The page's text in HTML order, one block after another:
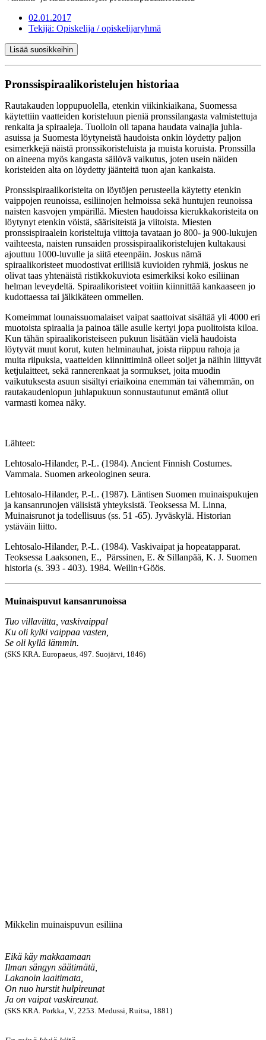
02.01.2017
Tekijä: Opiskelija / opiskelijaryhmä
Lisää suosikkeihin
Pronssispiraalikoristelujen historiaa
Rautakauden loppupuolella, etenkin viikinkiaikana, Suomessa
käytettiin vaatteiden koristeluun pieniä pronssilangasta valmistettuja
renkaita ja spiraaleja. Tuolloin oli tapana haudata vainajia juhla-
asuissa ja Suomesta löytyneistä haudoista onkin löydetty paljon
esimerkkejä näistä pronssikoristeluista ja muista koruista. Pronssilla
on aineena myös kangasta säilövä vaikutus, joten usein näiden
koristeiden alta on löydetty jäänteitä tuon ajan kankaista.
Pronssispiraalikoristeita on löytöjen perusteella käytetty etenkin
vaippojen reunoissa, esiliinojen helmoissa sekä huntujen reunoissa
naisten kasvojen ympärillä. Miesten haudoissa kierukkakoristeita on
löytynyt etenkin vöistä, säärisiteistä ja viitoista. Miesten
pronssispiraalein koristeltuja viittoja tavataan jo 800- ja 900-lukujen
vaihteesta, naisten runsaiden prossispiraalikoristelujen kultakausi
ajouttuu 1000-luvulle ja siitä eteenpäin. Joskus nämä
spiraalikoristeet muodostivat erillisiä kuvioiden ryhmiä, joskus ne
olivat taas yhtenäistä ristikkokuviota esimerkiksi koko esiliinan
helman leveydeltä. Spiraalikoristeet voitiin kiinnittää kankaaseen jo
kudottaessa tai jälkikäteen ommellen.
Komeimmat lounaissuomalaiset vaipat saattoivat sisältää yli 4000 eri
muotoista spiraalia ja painoa tälle asulle kertyi jopa puolitoista kiloa.
Kun tähän spiraalikoristeiseen pukuun lisätään vielä haudoista
löytyvät muut korut, kuten helminauhat, joista riippuu rahoja ja
muita riipuksia, vaatteiden kiinnittiminä olleet soljet ja näihin liittyvät
ketjulaitteet, sekä rannerenkaat ja sormukset, joita muodin
vaikutuksesta asuun sisältyi eriaikoina enemmän tai vähemmän, on
rautakaudenlopun juhlapukuun sonnustautunut emäntä ollut
varmasti komea näky.
Lähteet:
Lehtosalo-Hilander, P.-L. (1984). Ancient Finnish Costumes.
Vammala. Suomen arkeologinen seura.
Lehtosalo-Hilander, P.-L. (1987). Läntisen Suomen muinaispukujen
ja kansanrunojen välisistä yhteyksistä. Teoksessa M. Linna,
Muinaisrunot ja todellisuus (ss. 51 -65). Jyväskylä. Historian
ystäväin liitto.
Lehtosalo-Hilander, P.-L. (1984). Vaskivaipat ja hopeatapparat.
Teoksessa Laaksonen, E., Pärssinen, E. & Sillanpää, K. J. Suomen
historia (s. 393 - 403). 1984. Weilin+Göös.
Muinaispuvut kansanrunoissa
Tuo villaviitta, vaskivaippa!
Ku oli kylki vaippaa vasten,
Se oli kyllä lämmin.
(SKS KRA. Europaeus, 497. Suojärvi, 1846)
Mikkelin muinaispuvun esiliina
Eikä käy makkaamaan
Ilman sängyn säätimätä,
Lakanoin laaitimata,
On nuo hurstit hulpireunat
Ja on vaipat vaskireunat.
(SKS KRA. Porkka, V., 2253. Medussi, Ruitsa, 1881)